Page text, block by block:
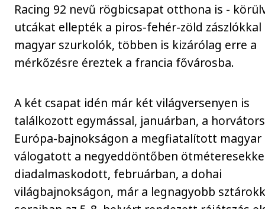
Racing 92 nevű rögbicsapat otthona is -
utcákat ellepték a piros-fehér-zöld zászlókkal
magyar szurkolók, többen is kizárólag erre a
mérkőzésre éreztek a francia fővárosba.
A két csapat idén már két világversenyen is
találkozott egymással, januárban, a
Európa-bajnokságon a megfiatalított magyar
válogatott a negyeddöntőben
diadalmaskodott, februárban, a dohai
világbajnokságon, már a legnagyobb